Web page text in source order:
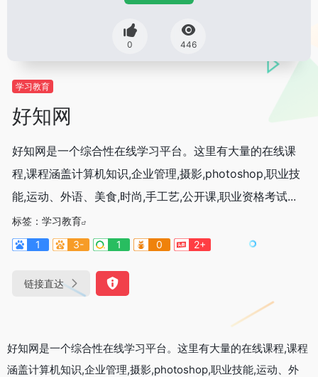
0 446
学习教育
好知网
好知网是一个综合性在线学习平台。这里有大量的在线课
程,课程涵盖计算机知识,企业管理,摄影,photoshop,职业技
能,运动、外语、美食,时尚,手工艺,公开课,职业资格考试...
标签： 学习教育
1
3- 1 0 2+
链接直达
好知网是一个综合性在线学习平台。这里有大量的在线课程,课程
涵盖计算机知识,企业管理,摄影,photoshop,职业技能,运动、外